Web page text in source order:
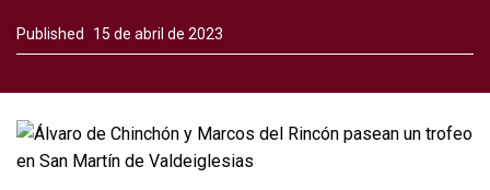
Published 15 de abril de 2023